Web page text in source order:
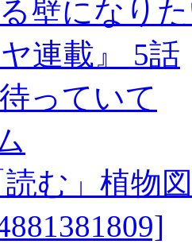
壁になり
連載』 5話
っていて
読む」植物